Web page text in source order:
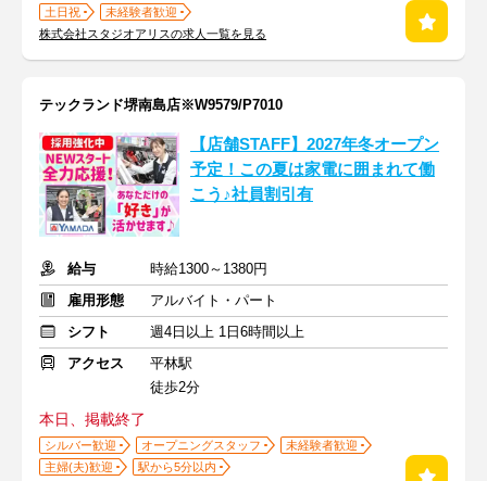
土日祝
未経験者歓迎
株式会社スタジオアリスの求人一覧を見る
テックランド堺南島店※W9579/P7010
【店舗STAFF】2027年冬オープン
予定！この夏は家電に囲まれて働
こう♪社員割引有
給与
時給1300～1380円
雇用形態
アルバイト・パート
シフト
週4日以上 1日6時間以上
アクセス
平林駅
徒歩2分
本日、掲載終了
シルバー歓迎 オープニングスタッフ
未経験者歓迎
主婦(夫)歓迎
駅から5分以内